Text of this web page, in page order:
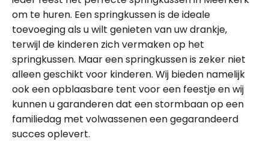
om te huren. Een springkussen is de ideale
toevoeging als u wilt genieten van uw drankje,
terwijl de kinderen zich vermaken op het
springkussen. Maar een springkussen is zeker niet
alleen geschikt voor kinderen. Wij bieden namelijk
ook een opblaasbare tent voor een feestje en wij
kunnen u garanderen dat een stormbaan op een
familiedag met volwassenen een gegarandeerd
succes oplevert.